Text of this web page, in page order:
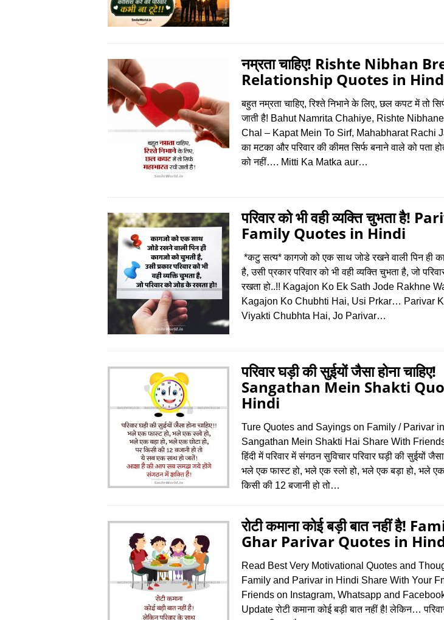
नम्रता चाहिए! Rishte Nibhan
Relationship Quotes in
बहुत नम्रता चाहिए, रिश्‍ते निभाने के लिए, छल कपट में तो
जाती है! Bahut Namrita Chahiye, Rishte
Chal – Kapat Mein To Sirf, Mahabharat Rachi
का मटका और परिवार की कीमत सिर्फ बनाने वाले को पता
को नहीं…. Mitti Ka Matka aur…
परिवार को भी वही व्यक्ति चुभता है!
Family Quotes in Hindi
*कटु सत्य* कागजो को एक साथ जोडे रखने वाली पिन ही
है, उसी प्रकार परिवार को भी वही व्यक्ति चुभता है, जो
रखता हो..!! Kagajon Ko Ek Sath Jode Rakhne
Kagajon Ko Chubhti Hai, Usi Prkar… Parivar
Viyakti Chubhta Hai, Jo Parivar…
परिवार घड़ी की सुईयों जैसा होना चाहिए!
Sangathan Mein Shakti
Hindi
Ture Quotes and Sayings on Family / Parivar
Sangathan Mein Shakti Hai Share With
हिंदी में परिवार में संगठन सुविचार परिवार घड़ी की सुईयों जैसा
भले एक फास्ट हो, भले एक स्लो हो, भले एक बड़ा हो, भले एक
किसी की 12 बजानी हो तो…
रोटी कमाना कोई बड़ी बात नहीं है!
Ghar Parivar Quotes in
Read Best Very Motivational Quotes and
Family and Parivar in Hindi Share With Your
Friends on Instagram, Whatsapp and
Update रोटी कमाना कोई बड़ी बात नहीं है! लेकिन…